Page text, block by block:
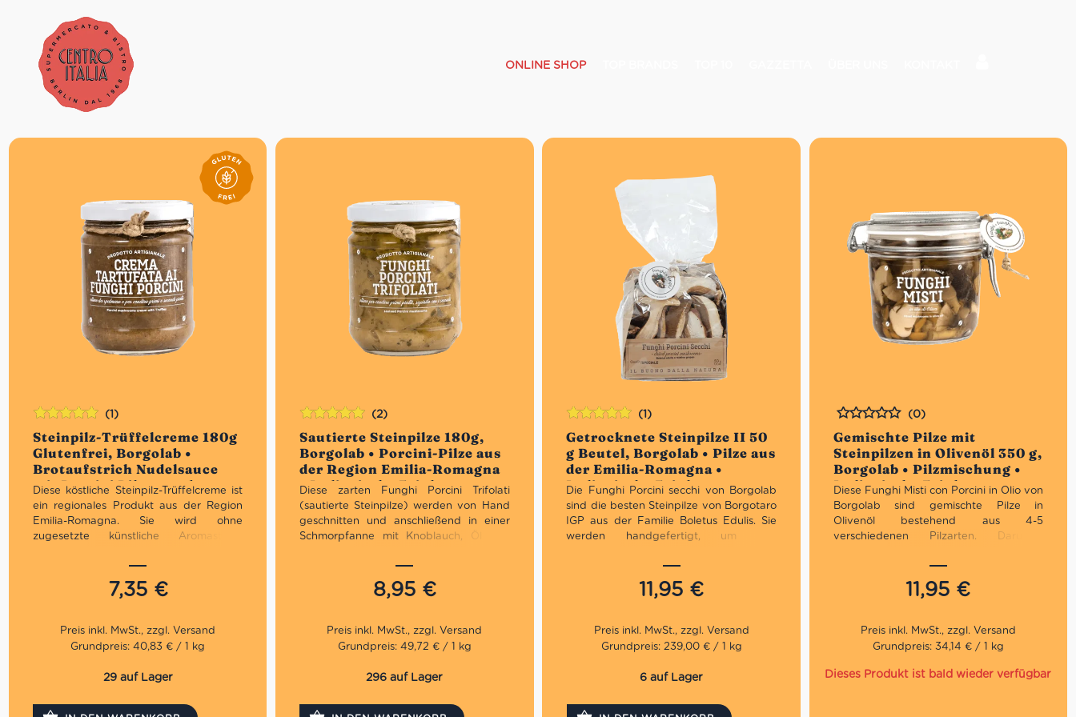
ONLINE SHOP
Steinpilz-Trüffelcreme 180g
Glutenfrei, Borgolab •
Brotaufstrich Nudelsauce
mit Porcini Pilzen und
Trüffel • Italienische
Feinkost
(1)
Diese köstliche Steinpilz-Trüffelcreme ist
ein regionales Produkt aus der Region
Emilia-Romagna. Sie wird ohne
zugesetzte künstliche Aromastoffe
zu Antipasti und auf Croutons, aber
auch zu Risotti und Tagliatelle.
Aus hochwertigen sowie
natürlichen Steinpilzen
Erstklassige Qualität
Perfekt als Vorspeise
7,35 €
Bewertet
mit5.00von
5
Grundpreis: 40,83 € / 1 kg
29 auf Lager
Sautierte Steinpilze 180g,
Borgolab • Porcini-Pilze aus
der Region Emilia-Romagna
• Italienische Feinkost
(2)
Diese zarten Funghi Porcini Trifolati
(sautierte Steinpilze) werden von Hand
geschnitten und anschließend in einer
Schmorpfanne mit Knoblauch, Öl und
ohne Zusatz von Konservierungsmitteln.
natürlichen Steinpilzen
Erstklassige Qualität
Perfekt als Beilage
8,95 €
Bewertet
mit5.00von
5
Grundpreis: 49,72 € / 1 kg
296 auf Lager
Getrocknete Steinpilze II 50
g Beutel, Borgolab • Pilze aus
der Emilia-Romagna •
Italienische Feinkost
(1)
Die Funghi Porcini secchi von Borgolab
sind die besten Steinpilze von Borgotaro
IGP aus der Familie Boletus Edulis. Sie
werden handgefertigt, um ihre
Steinpilze sind eine
hervorragende Zutat für viele Gerichte:
von der Zubereitung der ersten Gänge
und Beilagen.
Aus hochwertigen sowie
natürlichen Steinpilzen
Erstklassige Qualität
11,95 €
Bewertet
mit5.00von
5
Grundpreis: 239,00 € / 1 kg
6 auf Lager
Gemischte Pilze mit
Steinpilzen in Olivenöl 350 g,
Borgolab • Pilzmischung •
Italienische Feinkost
Bewertet
(0)
Diese Funghi Misti con Porcini in Olio von
Borgolab sind gemischte Pilze in
Olivenöl bestehend aus 4-5
verschiedenen Pilzarten. Darunter
und Steinpilze. Eine Reihe
schmackhafter und duftender Pilze, die
zusammen mit den funghi Porcini eine
Beilagen sind.
Nettogewicht: 350g
11,95 €
Grundpreis: 34,14 € / 1 kg
Dieses Produkt ist bald wieder verfügbar